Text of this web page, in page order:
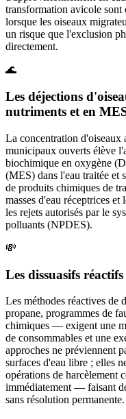
transformation avicole sont
lorsque les oiseaux
un risque que l'exclusion
directement.
🌊
Les déjections
nutriments et en
La concentration d'oiseaux
municipaux ouverts élève
biochimique en oxygène
(MES) dans l'eau traitée et
de produits chimiques de
masses d'eau réceptrices et
les rejets autorisés par le
polluants (NPDES).
💸
Les dissuasifs
Les méthodes réactives de
propane, programmes de
chimiques — exigent une
de consommables et une
approches ne préviennent
surfaces d'eau libre ; elles
opérations de harcèlement
immédiatement — faisant
sans résolution permanente.